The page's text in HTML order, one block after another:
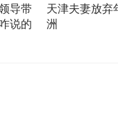
导带
说的
天津夫妻放弃
洲